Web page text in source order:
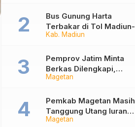
Muda dari Basket 3×3
hingga Mural
Kab. Madiun
Bus Gunung Harta
Terbakar di Tol Madiun-
Nganjuk, 30 Penumpang
Magetan
Pemprov Jatim Minta
Berkas Dilengkapi,
Penetapan Ketua DPRD
Magetan
Pemkab Magetan Masih
Tanggung Utang Iuran
JKN Rp6 Miliar, Dampak